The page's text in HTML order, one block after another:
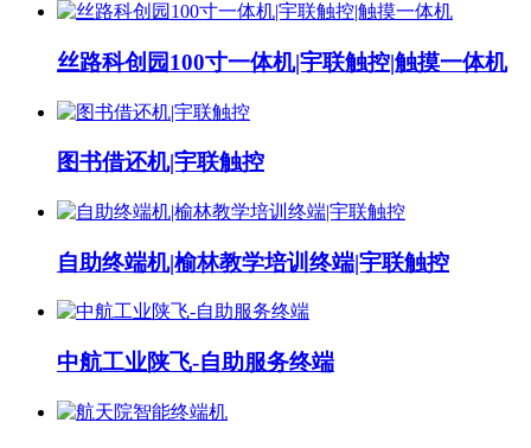
丝路科创园100寸一体机|宇联触控|触摸一体机
图书借还机|宇联触控
自助终端机|榆林教学培训终端|宇联触控
中航工业陕飞-自助服务终端